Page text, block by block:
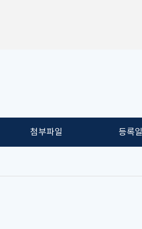
첨부파일 등록일